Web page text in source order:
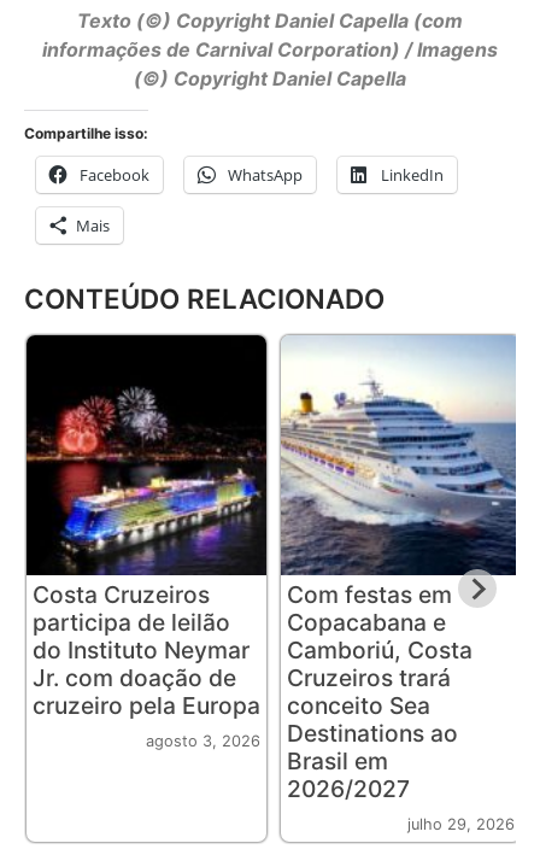
Texto (©) Copyright Daniel Capella (com
informações de Carnival Corporation) / Imagens
(©) Copyright Daniel Capella
Compartilhe isso:
Facebook WhatsApp LinkedIn
Mais
CONTEÚDO RELACIONADO
Costa Cruzeiros
participa de leilão
do Instituto Neymar
Jr. com doação de
cruzeiro pela Europa
agosto 3, 2026
Com festas em
Copacabana e
Camboriú, Costa
Cruzeiros trará
conceito Sea
Destinations ao
Brasil em
2026/2027
julho 29, 2026